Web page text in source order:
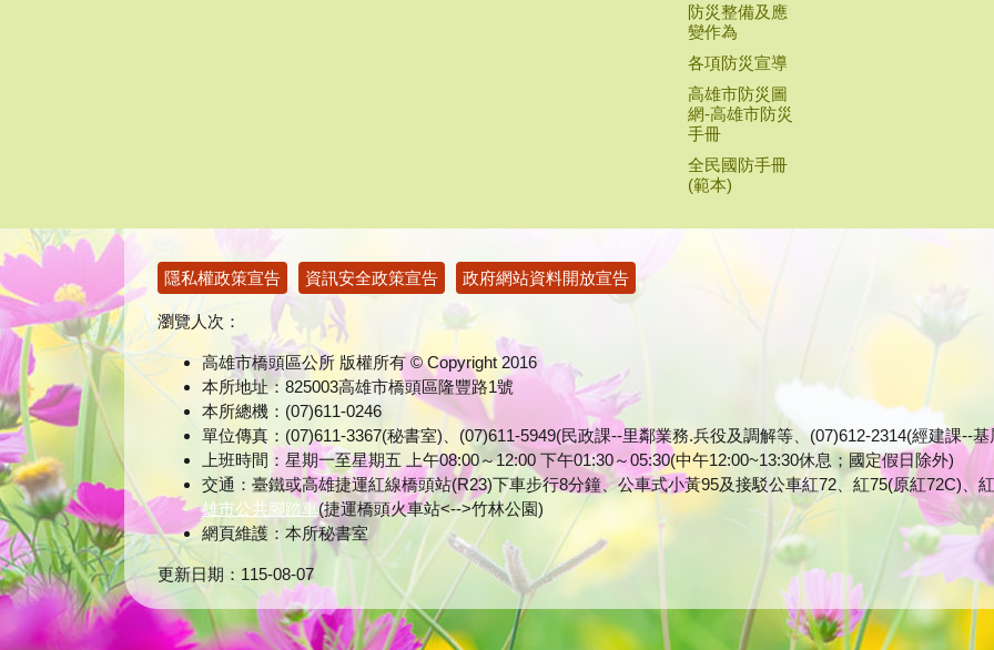
防災整備及應
變作為
各項防災宣導
高雄市防災圖
網-高雄市防災
手冊
全民國防手冊
(範本)
隱私權政策宣告
資訊安全政策宣告 政府網站資料開放宣告
瀏覽人次：
高雄市橋頭區公所 版權所有 © Copyright 2016
本所地址：825003高雄市橋頭區隆豐路1號
本所總機：(07)611-0246
單位傳真：(07)611-3367(秘書室)、(07)611-5949(民政課--里鄰業務.兵役及調解等、(07)612-2314(經建課--
上班時間：星期一至星期五 上午08:00～12:00 下午01:30～05:30(中午12:00~13:30休息；國定假日除外)
交通：臺鐵或高雄捷運紅線橋頭站(R23)下車步行8分鐘、公車式小黃95及接駁公車紅72、紅75(原紅72C)、
雄市公共腳踏車(捷運橋頭火車站<-->竹林公園)
網頁維護：本所秘書室
更新日期： 115-08-07